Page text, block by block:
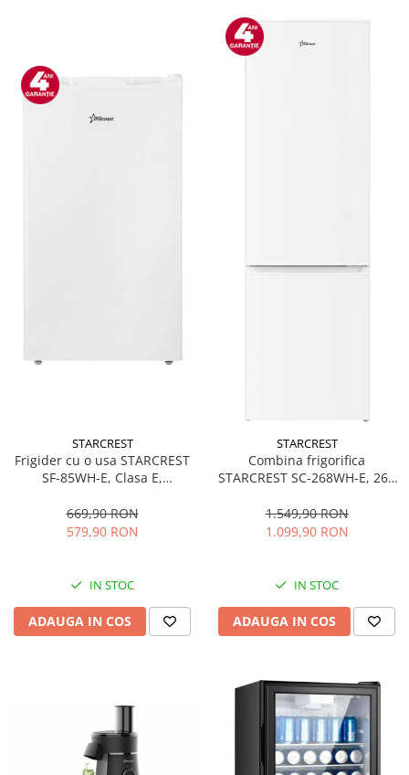
Iluminat & electrice
Prelungitoare
Sport & Activitati in aer liber
Uscatoare de par
Obiecte sanitare
Alte obiecte sanitare
STARCREST
Frigider cu o usa STARCREST
SF-85WH-E, Clasa E,
interioara, Compartiment
gheata, H 82 cm, Alb
669,90 RON
579,90 RON
IN STOC
ADAUGA IN COS
STARCREST
Combina frigorifica
STARCREST SC-268WH-E, 268
Termostat reglabil, Iluminare
LED, Picioare ajustabile, Usi
1.549,90 RON
1.099,90 RON
IN STOC
ADAUGA IN COS